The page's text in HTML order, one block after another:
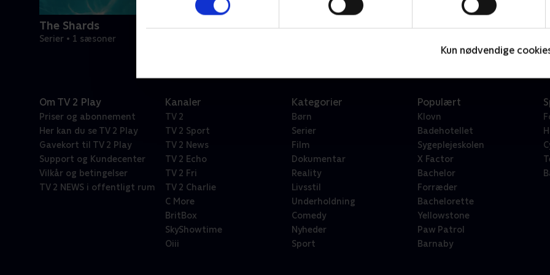
Kun nødvendige
The Shards
Serier • 1 sæsoner
Om TV 2 Play
Priser og abonnement
Her kan du se TV 2 Play
Gavekort til TV 2 Play
Support og Kundecenter
Vilkår og betingelser
TV 2 NEWS i offentligt rum
Kanaler
TV 2
TV 2 Sport
TV 2 News
TV 2 Echo
TV 2 Fri
TV 2 Charlie
C More
BritBox
SkyShowtime
Oiii
Kategorier
Børn
Serier
Film
Dokumentar
Reality
Livsstil
Underholdning
Comedy
Nyheder
Sport
Populært
Klovn
Badehotellet
Sygeplejeskolen
X Factor
Bachelor
Forræder
Bachelorette
Yellowstone
Paw Patrol
Barnaby